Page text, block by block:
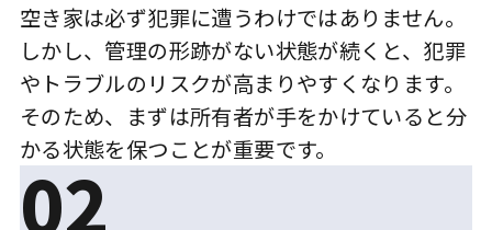
空き家は必ず犯罪に遭うわけではありません。
しかし、管理の形跡がない状態が続くと、犯罪
やトラブルのリスクが高まりやすくなります。
そのため、まずは所有者が手をかけていると分
かる状態を保つことが重要です。
02